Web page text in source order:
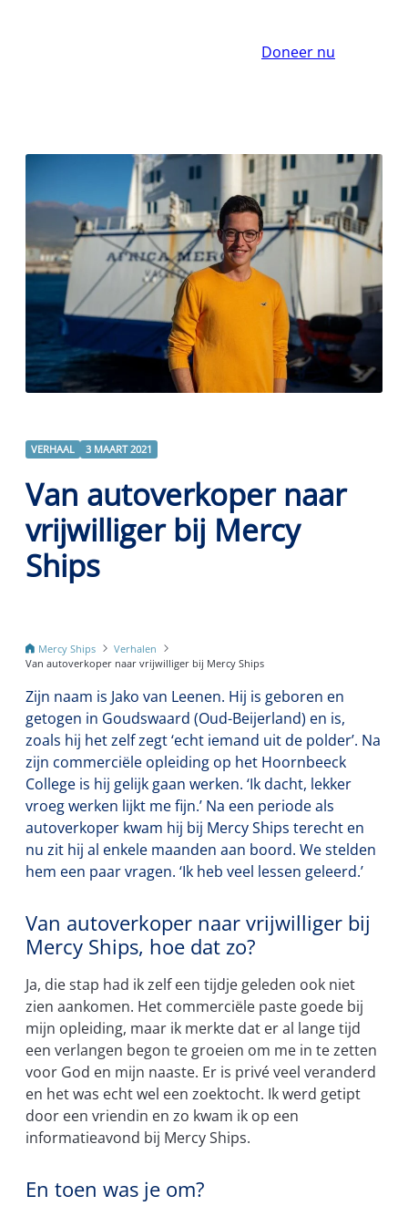
Doneer nu
VERHAAL 3 MAART 2021
Van autoverkoper naar
vrijwilliger bij Mercy
Ships
Mercy Ships
Verhalen
Van autoverkoper naar vrijwilliger bij Mercy Ships
Zijn naam is Jako van Leenen. Hij is geboren en
getogen in Goudswaard (Oud-Beijerland) en is,
zoals hij het zelf zegt ‘echt iemand uit de polder’. Na
zijn commerciële opleiding op het Hoornbeeck
College is hij gelijk gaan werken. ‘Ik dacht, lekker
vroeg werken lijkt me fijn.’ Na een periode als
autoverkoper kwam hij bij Mercy Ships terecht en
nu zit hij al enkele maanden aan boord. We stelden
hem een paar vragen. ‘Ik heb veel lessen geleerd.’
Van autoverkoper naar vrijwilliger bij
Mercy Ships, hoe dat zo?
Ja, die stap had ik zelf een tijdje geleden ook niet
zien aankomen. Het commerciële paste goede bij
mijn opleiding, maar ik merkte dat er al lange tijd
een verlangen begon te groeien om me in te zetten
voor God en mijn naaste. Er is privé veel veranderd
en het was echt wel een zoektocht. Ik werd getipt
door een vriendin en zo kwam ik op een
informatieavond bij Mercy Ships.
En toen was je om?